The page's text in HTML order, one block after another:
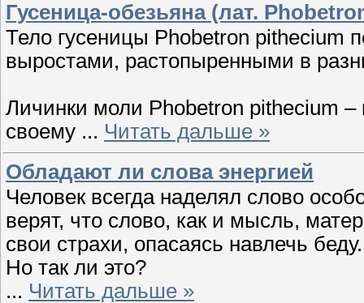
Гусеница-обезьяна (лат.
Тело гусеницы Phobetron pithecium
выростами, растопыренными в
Личинки моли Phobetron pithecium
своему ... Читать дальше »
Обладают ли слова энергией
Человек всегда наделял слово
верят, что слово, как и мысль,
свои страхи, опасаясь навлечь беду.
Но так ли это?
... Читать дальше »